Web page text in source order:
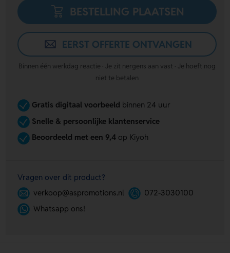
BESTELLING PLAATSEN
EERST OFFERTE ONTVANGEN
Binnen één werkdag reactie · Je zit nergens aan vast · Je hoeft nog
niet te betalen
Gratis digitaal voorbeeld binnen 24 uur
Snelle & persoonlijke klantenservice
Beoordeeld met een 9,4op Kiyoh
Vragen over dit product?
verkoop@aspromotions.nl
072-3030100
Whatsapp ons!